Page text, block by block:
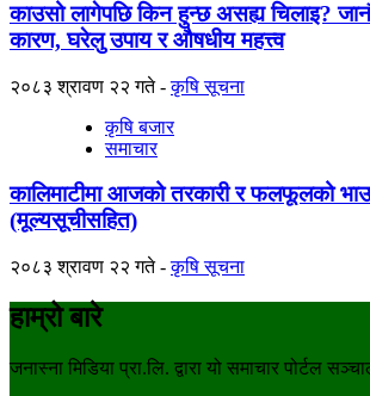
काउसो लागेपछि किन हुन्छ असह्य चिलाइ?
कारण, घरेलु उपाय र औषधीय महत्त्व
२०८३ श्रावण २२ गते
कृषि सूचना
कृषि बजार
समाचार
कालिमाटीमा आजको तरकारी र फलफूलको
(मूल्यसूचीसहित)
२०८३ श्रावण २२ गते कृषि सूचना
हाम्रो बारे
जनास्ना मिडिया प्रा.लि. द्वारा यो समाचार पोर्टल